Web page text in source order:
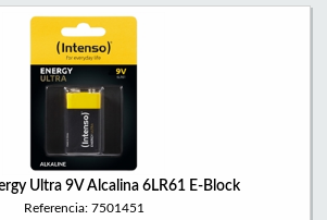
Ultra 9V Alcalina 6LR61 E-Block
Referencia: 7501451